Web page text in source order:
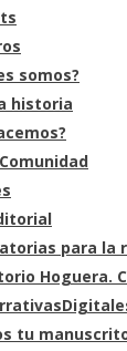
somos?
historia
para la
Hoguera.
tu